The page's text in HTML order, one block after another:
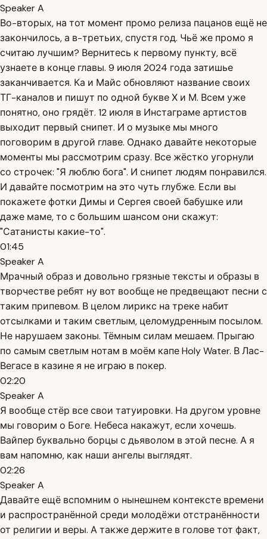
Speaker A
Во-вторых, на тот момент промо релиза пацанов ещё не
закончилось, а в-третьих, спустя год. Чьё же промо я
считаю лучшим? Вернитесь к первому пункту, всё
узнаете в конце главы. 9 июля 2024 года затишье
заканчивается. Ка и Майс обновляют название своих
ТГ-каналов и пишут по одной букве Х и М. Всем уже
понятно, оно грядёт. 12 июля в Инстаграме артистов
выходит первый снипет. И о музыке мы много
поговорим в другой главе. Однако давайте некоторые
моменты мы рассмотрим сразу. Все жёстко угорнули
со строчек: "Я люблю бога". И снипет людям понравился.
И давайте посмотрим на это чуть глубже. Если вы
покажете фотки Димы и Сергея своей бабушке или
даже маме, то с большим шансом они скажут:
"Сатанисты какие-то".
01:45
Speaker A
Мрачный образ и довольно грязные тексты и образы в
творчестве ребят ну вот вообще не предвещают песни с
таким припевом. В целом лирикс на треке набит
отсылками и таким светлым, целомудренным посылом.
Не нарушаем законы. Тёмным силам мешаем. Прыгаю
по самым светлым нотам в моём капе Holy Water. В Лас-
Вегасе в казине я не играю в покер.
02:20
Speaker A
Я вообще стёр все свои татуировки. На другом уровне
мы говорим о Боге. Небеса накажут, если хочешь.
Вайпер буквально борцы с дьяволом в этой песне. А я
вам напомню, как наши ангелы выглядят.
02:26
Speaker A
Давайте ещё вспомним о нынешнем контексте времени
и распространённой среди молодёжи отстранённости
от религии и веры. А также держите в голове тот факт,